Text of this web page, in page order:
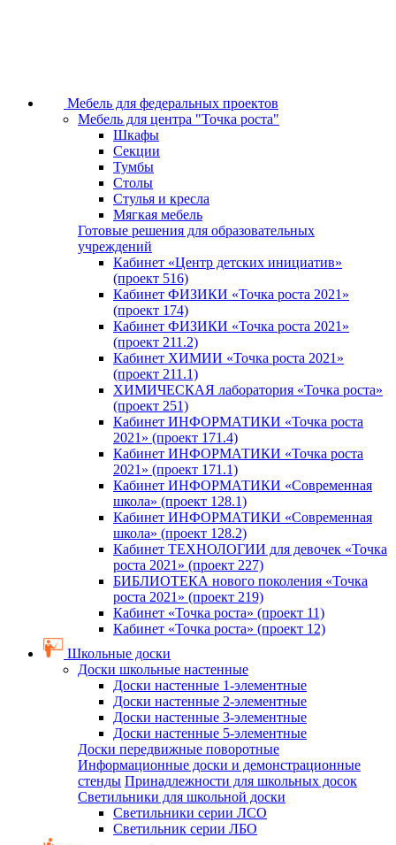
Мебель для федеральных проектов
Мебель для центра "Точка роста"
Шкафы
Секции
Тумбы
Столы
Стулья и кресла
Мягкая мебель
Готовые решения для образовательных
учреждений
Кабинет «Центр детских инициатив»
(проект 516)
Кабинет ФИЗИКИ «Точка роста 2021»
(проект 174)
Кабинет ФИЗИКИ «Точка роста 2021»
(проект 211.2)
Кабинет ХИМИИ «Точка роста 2021»
(проект 211.1)
ХИМИЧЕСКАЯ лаборатория «Точка роста»
(проект 251)
Кабинет ИНФОРМАТИКИ «Точка роста
2021» (проект 171.4)
Кабинет ИНФОРМАТИКИ «Точка роста
2021» (проект 171.1)
Кабинет ИНФОРМАТИКИ «Современная
школа» (проект 128.1)
Кабинет ИНФОРМАТИКИ «Современная
школа» (проект 128.2)
Кабинет ТЕХНОЛОГИИ для девочек «Точка
роста 2021» (проект 227)
БИБЛИОТЕКА нового поколения «Точка
роста 2021» (проект 219)
Кабинет «Точка роста» (проект 11)
Кабинет «Точка роста» (проект 12)
Школьные доски
Доски школьные настенные
Доски настенные 1-элементные
Доски настенные 2-элементные
Доски настенные 3-элементные
Доски настенные 5-элементные
Доски передвижные поворотные
Информационные доски и демонстрационные
стенды Принадлежности для школьных досок
Светильники для школьной доски
Светильники серии ЛСО
Светильник серии ЛБО